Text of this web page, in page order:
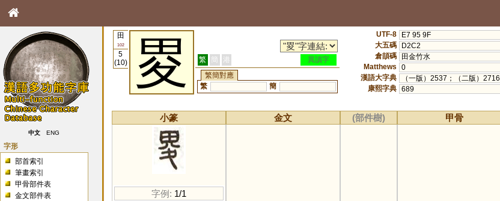
中文 ENG
字形
部首索引
筆畫索引
甲骨部件表
金文部件表
田
102
5
(10)
畟 繁 簡 港
異讀字
繁簡對應
繁
簡
UTF-8
E7 95 9F
大五碼
D2C2
倉頡碼
田金竹水
Matthews
0
漢語大字典
（一版）2537；（二版）2716
康熙字典 689
小篆
字例: 1/1
金文 (部件樹) 甲骨